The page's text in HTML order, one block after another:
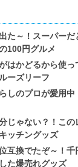
た～！スーパー
100円グルメ
がはかどるから使
ーズリーフ
しのプロが愛用
じゃない？！こ
ッチングッズ
互換でたぞ～！
た爆売れグッズ